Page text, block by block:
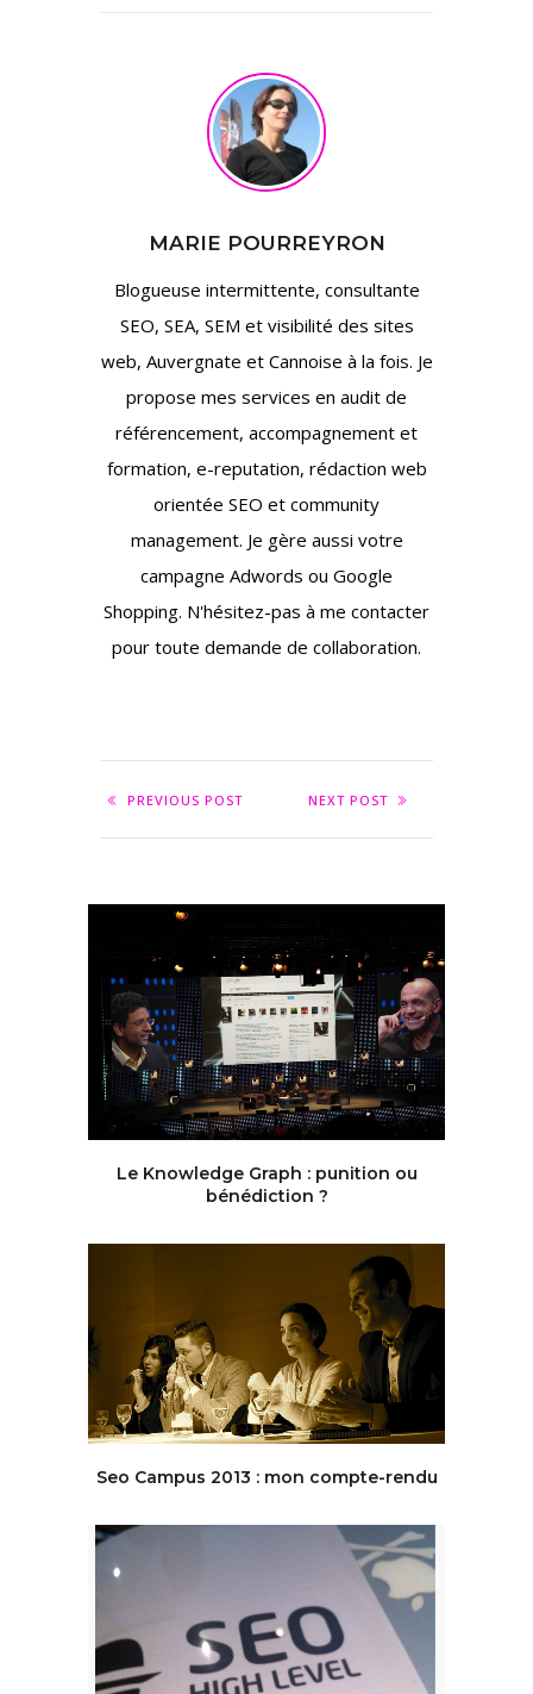
MARIE POURREYRON
Blogueuse intermittente, consultante
SEO, SEA, SEM et visibilité des sites
web, Auvergnate et Cannoise à la fois. Je
propose mes services en audit de
référencement, accompagnement et
formation, e-reputation, rédaction web
orientée SEO et community
management. Je gère aussi votre
campagne Adwords ou Google
Shopping. N'hésitez-pas à me contacter
pour toute demande de collaboration.
PREVIOUS POST NEXT POST
Le Knowledge Graph : punition ou
bénédiction ?
Seo Campus 2013 : mon compte-rendu